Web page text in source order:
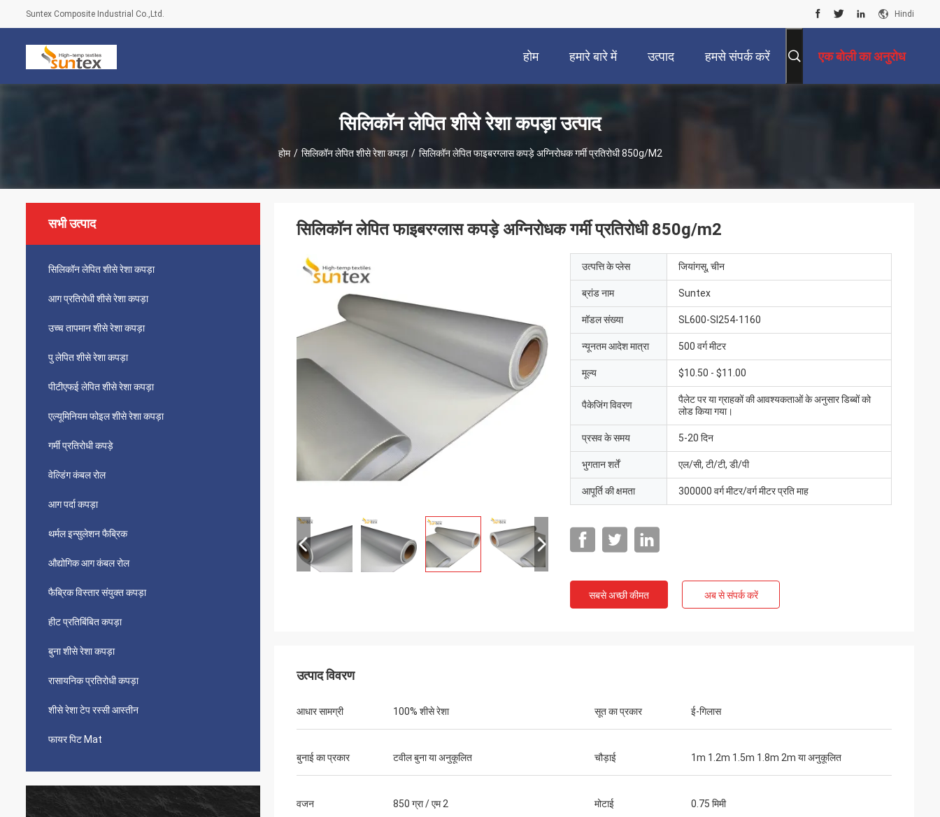
Suntex Composite Industrial Co.,Ltd. Hindi
होम हमारे बारे में उत्पाद हमसे संपर्क करें एक बोली का अनुरोध
सिलिकॉन लेपित शीसे रेशा कपड़ा उत्पाद
होम / सिलिकॉन लेपित शीसे रेशा कपड़ा / सिलिकॉन लेपित फाइबरग्लास कपड़े अग्निरोधक गर्मी प्रतिरोधी 850g/m2
सभी उत्पाद
सिलिकॉन लेपित शीसे रेशा कपड़ा
आग प्रतिरोधी शीसे रेशा कपड़ा
उच्च तापमान शीसे रेशा कपड़ा
पु लेपित शीसे रेशा कपड़ा
पीटीएफई लेपित शीसे रेशा कपड़ा
एल्यूमिनियम फोइल शीसे रेशा कपड़ा
गर्मी प्रतिरोधी कपड़े
वेल्डिंग कंबल रोल
आग पर्दा कपड़ा
थर्मल इन्सुलेशन फैब्रिक
औद्योगिक आग कंबल रोल
फैब्रिक विस्तार संयुक्त कपड़ा
हीट प्रतिबिंबित कपड़ा
बुना शीसे रेशा कपड़ा
रासायनिक प्रतिरोधी कपड़ा
शीसे रेशा टेप रस्सी आस्तीन
फायर पिट Mat
सिलिकॉन लेपित फाइबरग्लास कपड़े अग्निरोधक गर्मी प्रतिरोधी 850g/m2
उत्पत्ति के प्लेस जियांगसू, चीन
ब्रांड नाम Suntex
मॉडल संख्या SL600-SI254-1160
न्यूनतम आदेश मात्रा 500 वर्ग मीटर
मूल्य $10.50 - $11.00
पैकेजिंग विवरण
पैलेट पर या ग्राहकों की आवश्यकताओं के अनुसार डिब्बों को
लोड किया गया।
प्रसव के समय 5-20 दिन
भुगतान शर्तें एल/सी, टी/टी, डी/पी
आपूर्ति की क्षमता 300000 वर्ग मीटर/वर्ग मीटर प्रति माह
सबसे अच्छी कीमत अब से संपर्क करें
उत्पाद विवरण
आधार सामग्री 100% शीसे रेशा सूत का प्रकार ई-गिलास
बुनाई का प्रकार टवील बुना या अनुकूलित चौड़ाई 1m 1.2m 1.5m 1.8m 2m या अनुकूलित
वजन 850 ग्रा / एम 2 मोटाई 0.75 मिमी